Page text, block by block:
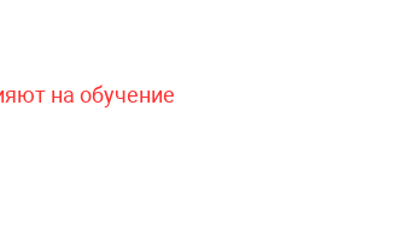
на обучение